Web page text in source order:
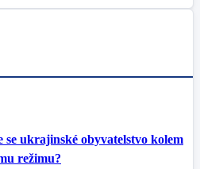
ukrajinské obyvatelstvo kolem
režimu?